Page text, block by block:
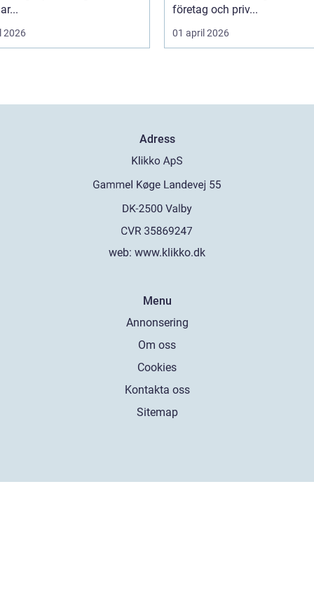
2026
företag och priv...
01 april 2026
Adress
web: www.klikko.dk
Menu
Annonsering
Om oss
Cookies
Kontakta oss
Sitemap